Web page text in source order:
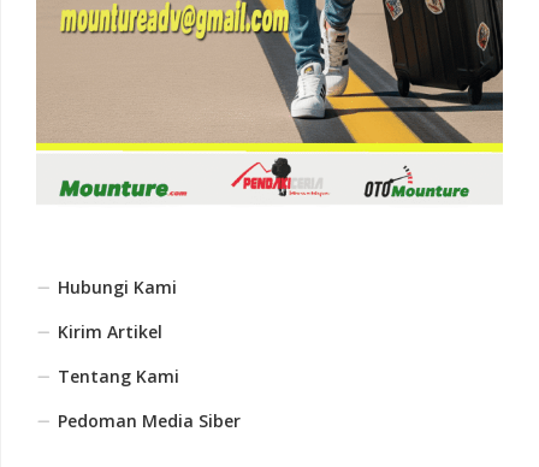
Hubungi Kami
Kirim Artikel
Tentang Kami
Pedoman Media Siber